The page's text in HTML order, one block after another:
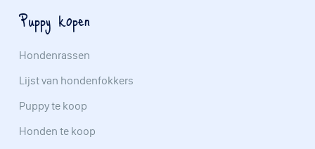
Puppy kopen
Hondenrassen
Lijst van hondenfokkers
Puppy te koop
Honden te koop